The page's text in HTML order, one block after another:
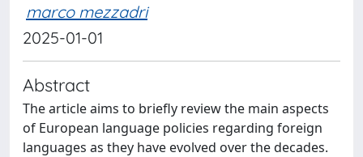
marco mezzadri
2025-01-01
Abstract
The article aims to briefly review the main aspects
of European language policies regarding foreign
languages as they have evolved over the decades.